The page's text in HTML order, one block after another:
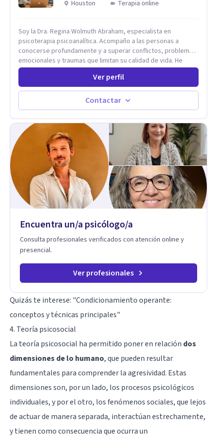
proceso terapéutico es único y requiere una mirada
Houston
Terapia online
Soy la Dra. Regina Wolmuth Abraham, especialista en
psicoterapia psicoanalítica. Acompaño a las personas a
conocerse profundamente y a superar conflictos, problemas
emocionales y traumas que limitan su calidad de vida. He
trabajado en reconocidas instituciones como el Hospital
Psiquiátrico San Rafael, Instituto Psiquiátrico MENDAO, San
Bernardino, Hospital Psiquiátrico Infantil y el Centro de
Integración Juvenil. Además, tuve el privilegio de colaborar
en comunidades como Olivar del Conde y Xochimilco, lo que
Ver perfil
Contactar
Encuentra un/a psicólogo/a
Consulta profesionales verificados con atención online y
presencial.
Ver profesionales
Quizás te interese: "Condicionamiento operante:
conceptos y técnicas principales"
4. Teoría psicosocial
La teoría psicosocial ha permitido poner en relación dos
dimensiones de lo humano, que pueden resultar
fundamentales para comprender la agresividad. Estas
dimensiones son, por un lado, los procesos psicológicos
individuales, y por el otro, los fenómenos sociales, que lejos
de actuar de manera separada, interactúan estrechamente,
y tienen como consecuencia que ocurra un